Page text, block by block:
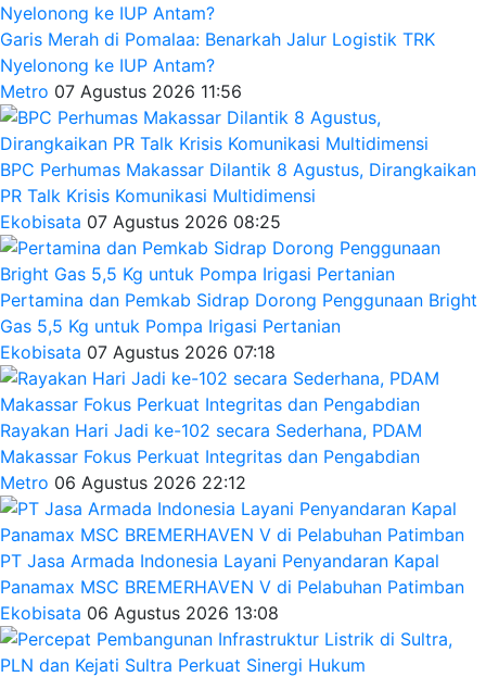
Garis Merah di Pomalaa: Benarkah Jalur Logistik TRK
Nyelonong ke IUP Antam?
Metro 07 Agustus 2026 11:56
BPC Perhumas Makassar Dilantik 8 Agustus, Dirangkaikan
PR Talk Krisis Komunikasi Multidimensi
Ekobisata 07 Agustus 2026 08:25
Pertamina dan Pemkab Sidrap Dorong Penggunaan Bright
Gas 5,5 Kg untuk Pompa Irigasi Pertanian
Ekobisata 07 Agustus 2026 07:18
Rayakan Hari Jadi ke-102 secara Sederhana, PDAM
Makassar Fokus Perkuat Integritas dan Pengabdian
Metro 06 Agustus 2026 22:12
PT Jasa Armada Indonesia Layani Penyandaran Kapal
Panamax MSC BREMERHAVEN V di Pelabuhan Patimban
Ekobisata 06 Agustus 2026 13:08